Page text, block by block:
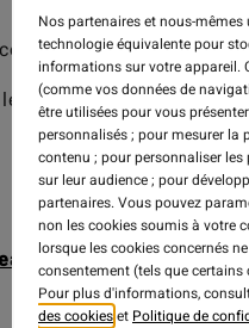
is here, tested
exploring Unstad with
Nos partenaires et nous-
technologie équivalente pour
informations sur votre appareil.
(comme vos données de
être utilisées pour vous
personnalisés ; pour mesurer la
contenu ; pour personnaliser
sur leur audience ; pour
partenaires. Vous pouvez
non les cookies soumis à votre
lorsque les cookies concernés
consentement (tels que certains
Pour plus d'informations,
des cookieset Politique de